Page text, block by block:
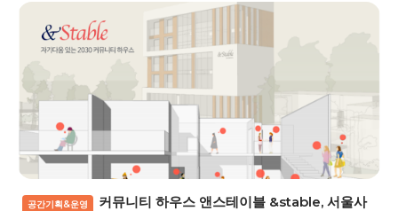
공간기획&운영
커뮤니티 하우스 앤스테이블 &stable, 서울사